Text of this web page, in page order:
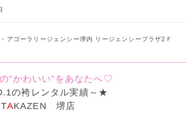
アゴーラリージェンシー堺内 リージェンシープラザ2Ｆ
”かわいい”をあなたへ♡
の袴レンタル実績～★
AKAZEN 堺店